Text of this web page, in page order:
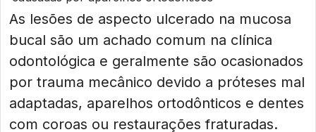
As lesões de aspecto ulcerado na mucosa
bucal são um achado comum na clínica
odontológica e geralmente são ocasionados
por trauma mecânico devido a próteses mal
adaptadas, aparelhos ortodônticos e dentes
com coroas ou restaurações fraturadas.